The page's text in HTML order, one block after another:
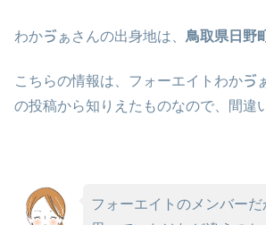
わかゔぁさんの出身地は、 鳥取県日野
こちらの情報は、フォーエイトわかゔ
の投稿から知りえたものなので、間違
フォーエイトのメンバー